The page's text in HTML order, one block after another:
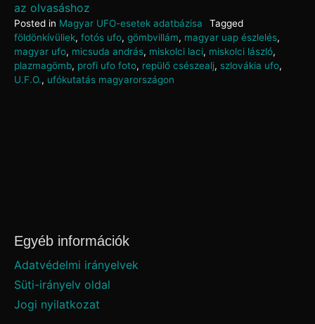
az olvasáshoz
Posted in Magyar UFO-esetek adatbázisa
Tagged
földönkívüliek, fotós ufo, gömbvillám, magyar uap észlelés,
magyar ufo, micsuda andrás, miskolci laci, miskolci lászló,
plazmagömb, profi ufo foto, repülő csészealj, szlovákia ufo,
U.F.O., ufókutatás magyarországon
Egyéb információk
Adatvédelmi irányelvek
Süti-irányelv oldal
Jogi nyilatkozat